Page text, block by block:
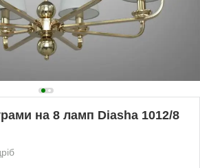
на 8 ламп Diasha 1012/8